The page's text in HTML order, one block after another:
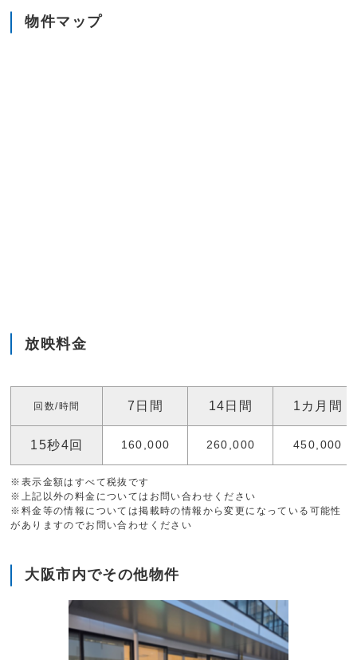
物件マップ
放映料金
回数/時間 7日間 14日間 1カ月間
15秒4回 160,000 260,000 450,000
※表示金額はすべて税抜です
※上記以外の料金についてはお問い合わせください
※料金等の情報については掲載時の情報から変更になっている可能性
がありますのでお問い合わせください
大阪市内でその他物件